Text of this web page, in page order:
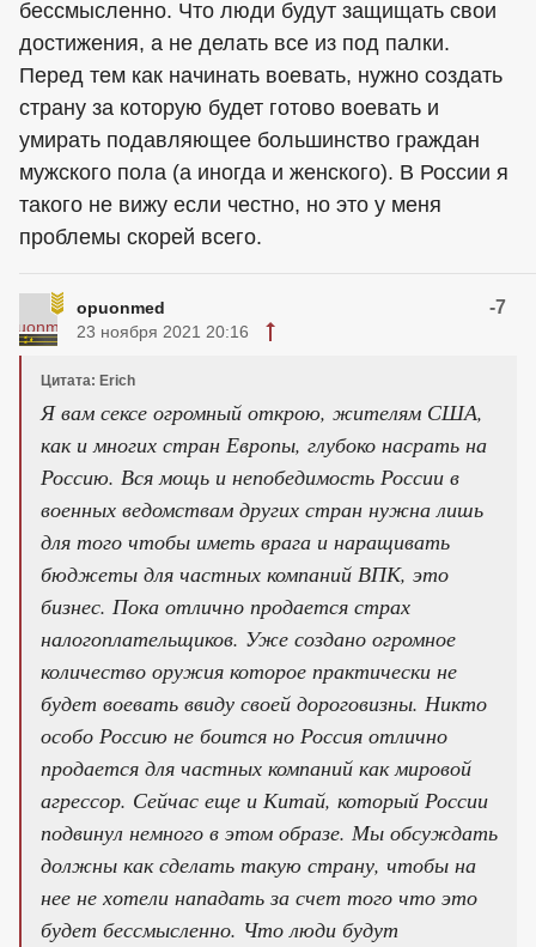
бессмысленно. Что люди будут защищать свои
достижения, а не делать все из под палки.
Перед тем как начинать воевать, нужно создать
страну за которую будет готово воевать и
умирать подавляющее большинство граждан
мужского пола (а иногда и женского). В России я
такого не вижу если честно, но это у меня
проблемы скорей всего.
opuonmed -7
23 ноября 2021 20:16
Цитата: Erich
Я вам сексе огромный открою, жителям США,
как и многих стран Европы, глубоко насрать на
Россию. Вся мощь и непобедимость России в
военных ведомствам других стран нужна лишь
для того чтобы иметь врага и наращивать
бюджеты для частных компаний ВПК, это
бизнес. Пока отлично продается страх
налогоплательщиков. Уже создано огромное
количество оружия которое практически не
будет воевать ввиду своей дороговизны. Никто
особо Россию не боится но Россия отлично
продается для частных компаний как мировой
агрессор. Сейчас еще и Китай, который России
подвинул немного в этом образе. Мы обсуждать
должны как сделать такую страну, чтобы на
нее не хотели нападать за счет того что это
будет бессмысленно. Что люди будут